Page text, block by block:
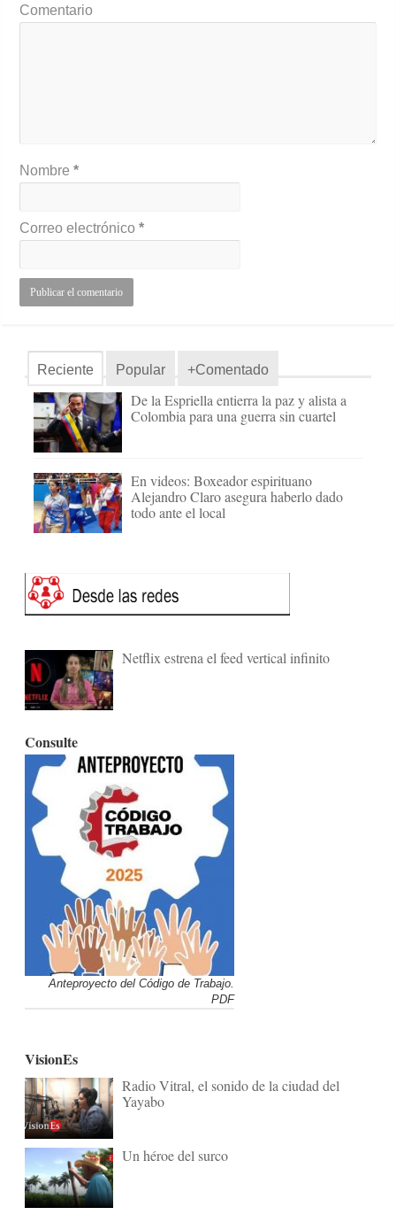
Comentario
Nombre*
Correo electrónico*
Reciente Popular +Comentado
De la Espriella entierra la paz y alista a
Colombia para una guerra sin cuartel
En videos: Boxeador espirituano
Alejandro Claro asegura haberlo dado
todo ante el local
Netflix estrena el feed vertical infinito
Consulte
Anteproyecto del Código de Trabajo.
PDF
VisionEs
Radio Vitral, el sonido de la ciudad del
Yayabo
Un héroe del surco